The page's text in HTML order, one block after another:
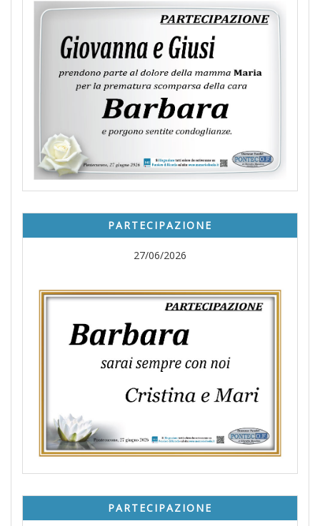
PARTECIPAZIONE
27/06/2026
PARTECIPAZIONE